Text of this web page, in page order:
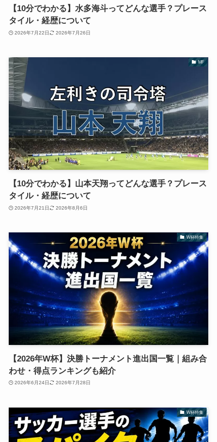
【10分でわかる】水多海斗ってどんな選手？プレース
タイル・経歴について
2026年7月22日 2026年7月26日
MF
【10分でわかる】山本天翔ってどんな選手？プレース
タイル・経歴について
2026年7月21日 2026年8月6日
W杯特集
【2026年W杯】決勝トーナメント進出国一覧｜組み合
わせ・得点ランキングも紹介
2026年6月24日 2026年7月28日
W杯特集